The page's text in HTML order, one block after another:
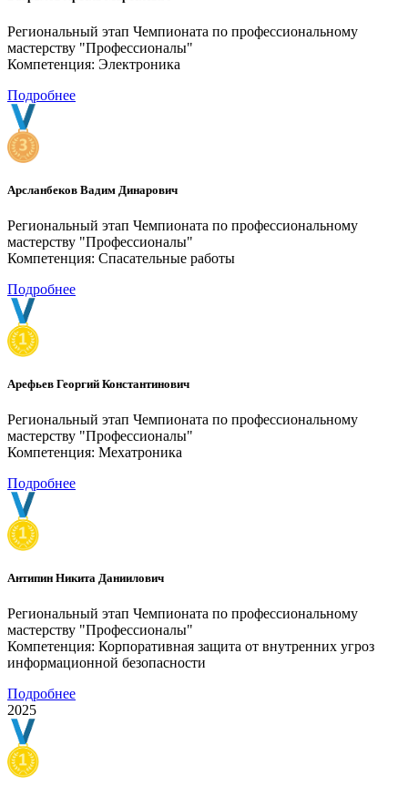
Региональный этап Чемпионата по профессиональному
мастерству "Профессионалы"
Компетенция: Электроника
Подробнее
Арсланбеков Вадим Динарович
Региональный этап Чемпионата по профессиональному
мастерству "Профессионалы"
Компетенция: Спасательные работы
Подробнее
Арефьев Георгий Константинович
Региональный этап Чемпионата по профессиональному
мастерству "Профессионалы"
Компетенция: Мехатроника
Подробнее
Антипин Никита Даниилович
Региональный этап Чемпионата по профессиональному
мастерству "Профессионалы"
Компетенция: Корпоративная защита от внутренних угроз
информационной безопасности
Подробнее
2025